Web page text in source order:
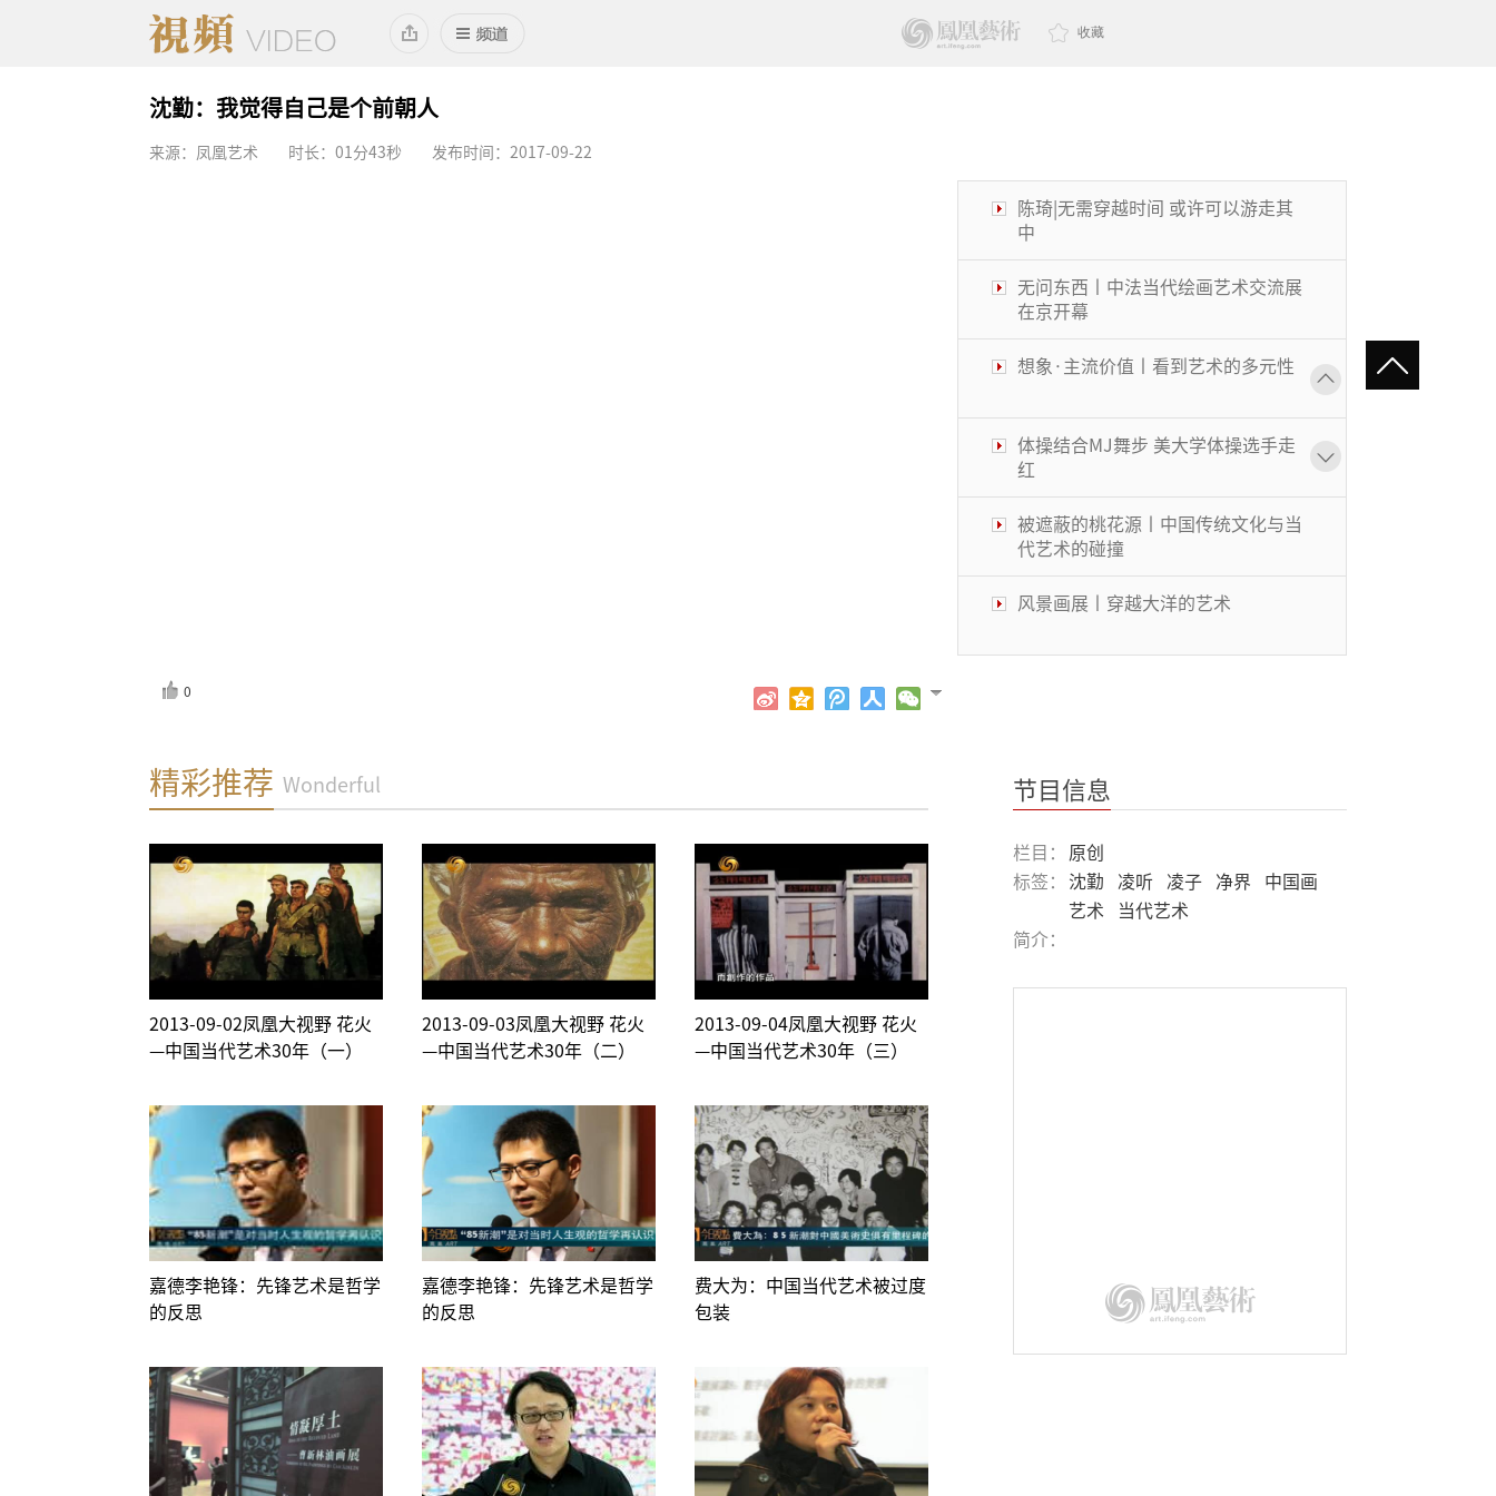
收藏
沈勤：我觉得自己是个前朝人
来源：凤凰艺术 时长：01分43秒 发布时间：2017-09-22
陈琦|无需穿越时间 或许可以游走其
中
无问东西丨中法当代绘画艺术交流展
在京开幕
想象·主流价值丨看到艺术的多元性
体操结合MJ舞步 美大学体操选手走
红
被遮蔽的桃花源丨中国传统文化与当
代艺术的碰撞
风景画展丨穿越大洋的艺术
艺术翻转地方经济：日本「濑户内国
际艺术节」
墨韵语丝有知音丨《金耀基教授书法
及文献收藏展》在京开幕
第二届深圳“琵鹭杯”丨演讲嘉宾
0
精彩推荐 Wonderful
2013-09-02凤凰大视野 花火
—中国当代艺术30年（一）
2013-09-03凤凰大视野 花火
—中国当代艺术30年（二）
2013-09-04凤凰大视野 花火
—中国当代艺术30年（三）
嘉德李艳锋：先锋艺术是哲学
的反思
嘉德李艳锋：先锋艺术是哲学
的反思
费大为：中国当代艺术被过度
包装
节目信息
栏目：
原创
标签：
沈勤 凌听 凌子 净界
中国画
艺术
当代艺术
简介：